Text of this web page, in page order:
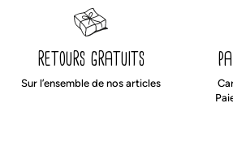
retours gratuits
Sur l’ensemble de nos articles